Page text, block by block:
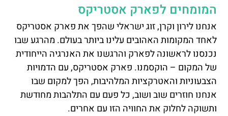
המומחים לפארק אסטריקס
אנחנו לירון וקרן, זוג ישראלי שהפך את פארק אסטריקס
לאחד המקומות האהובים עלינו ביותר בעולם. מהרגע שבו
נכנסנו לראשונה לפארק והרגשנו את האנרגיה הייחודית
של המקום – הוקסמנו. פארק אסטריקס, עם הדמויות
הצבעוניות והאטרקציות המלהיבות, הפך למקום שבו
אנחנו חוזרים שוב ושוב, כל פעם עם התלהבות מחודשת
ותשוקה לחלוק את החוויה הזו עם אחרים.